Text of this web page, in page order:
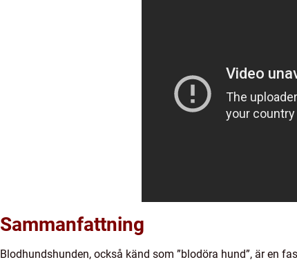
Sammanfattning
Blodhundshunden, också känd som ”blodöra hund”, är en